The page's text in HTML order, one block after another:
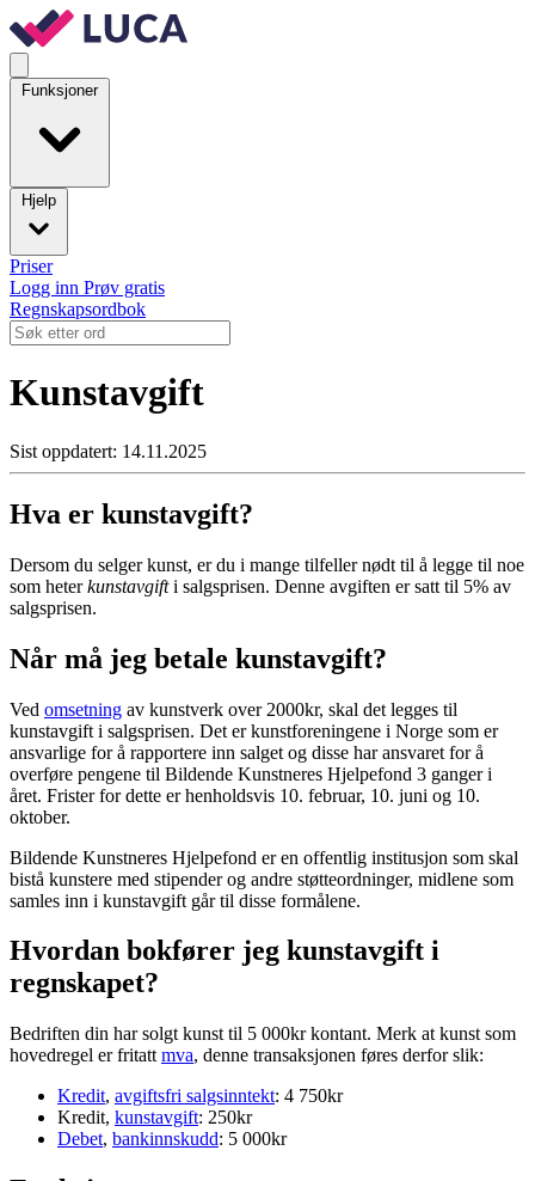
Funksjoner
Hjelp
Priser
Logg inn Prøv gratis
Regnskapsordbok
Kunstavgift
Sist oppdatert: 14.11.2025
Hva er kunstavgift?
Dersom du selger kunst, er du i mange tilfeller nødt til å legge til noe
som heterkunstavgifti salgsprisen. Denne avgiften er satt til 5% av
salgsprisen.
Når må jeg betale kunstavgift?
Ved omsetning av kunstverk over 2000kr, skal det legges til
kunstavgift i salgsprisen. Det er kunstforeningene i Norge som er
ansvarlige for å rapportere inn salget og disse har ansvaret for å
overføre pengene til Bildende Kunstneres Hjelpefond 3 ganger i
året. Frister for dette er henholdsvis 10. februar, 10. juni og 10.
oktober.
Bildende Kunstneres Hjelpefond er en offentlig institusjon som skal
bistå kunstere med stipender og andre støtteordninger, midlene som
samles inn i kunstavgift går til disse formålene.
Hvordan bokfører jeg kunstavgift i
regnskapet?
Bedriften din har solgt kunst til 5 000kr kontant. Merk at kunst som
hovedregel er fritatt mva, denne transaksjonen føres derfor slik:
Kredit, avgiftsfri salgsinntekt: 4 750kr
Kredit, kunstavgift: 250kr
Debet, bankinnskudd: 5 000kr